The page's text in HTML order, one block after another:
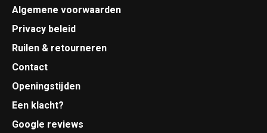
Algemene voorwaarden
Privacy beleid
Ruilen & retourneren
Contact
Openingstijden
Een klacht?
Google reviews